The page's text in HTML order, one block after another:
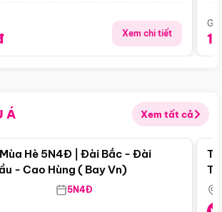
Xem chi tiết
Á Xem tất cả
Điểm nổi bật
Hè 5N4Đ | Đài Bắc - Đài
- Cao Hùng ( Bay Vn)
5N4Đ